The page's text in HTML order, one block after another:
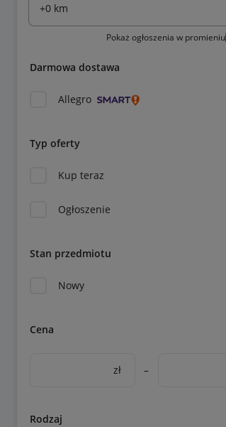
Pokaż ogłoszenia w promieniu
Darmowa dostawa
Allegro
Typ oferty
Kup teraz
Ogłoszenie
Stan przedmiotu
Nowy
Cena
zł –
Rodzaj